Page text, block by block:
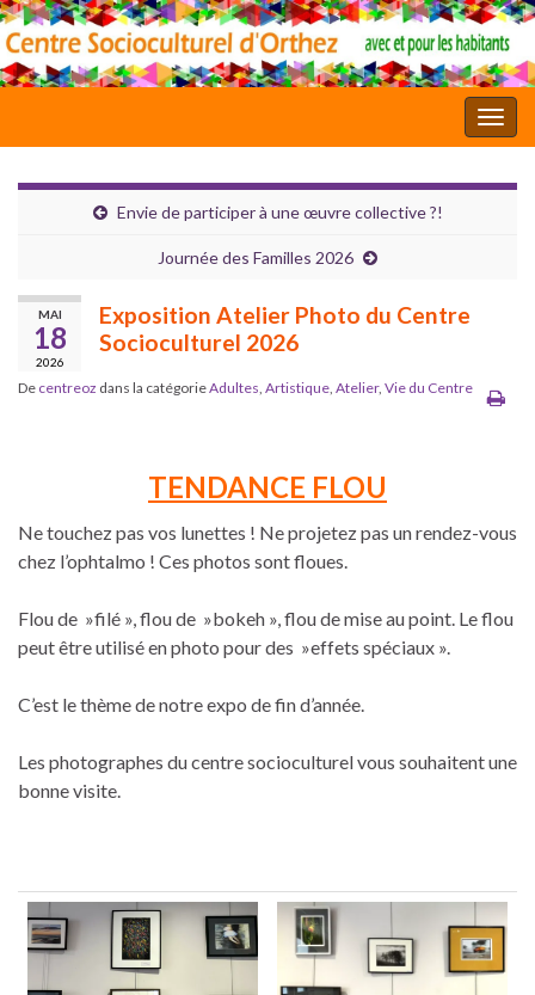
Envie de participer à une œuvre collective ?!
Journée des Familles 2026
MAI
18
2026
Exposition Atelier Photo du Centre
Socioculturel 2026
De centreoz dans la catégorieAdultes, Artistique, Atelier, Vie du Centre
TENDANCE FLOU
Ne touchez pas vos lunettes ! Ne projetez pas un rendez-vous
chez l’ophtalmo ! Ces photos sont floues.
Flou de »filé », flou de »bokeh », flou de mise au point. Le flou
peut être utilisé en photo pour des »effets spéciaux ».
C’est le thème de notre expo de fin d’année.
Les photographes du centre socioculturel vous souhaitent une
bonne visite.